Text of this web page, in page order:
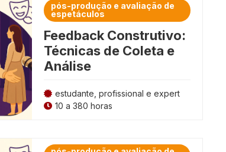
pós-produção e avaliação de
espetáculos
Feedback Construtivo:
Técnicas de Coleta e
Análise
estudante, profissional e expert
10 a 380 horas